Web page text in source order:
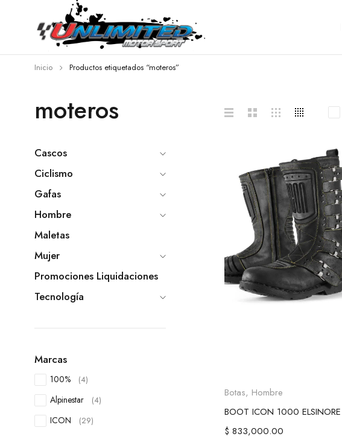
moteros
Inicio Productos etiquetados “moteros”
Cascos
Ciclismo
Gafas
Hombre
Maletas
Mujer
Promociones Liquidaciones
Tecnología
Marcas
100% (4)
Alpinestar (4)
ICON (29)
Seleccionar opciones
Botas, Hombre
BOOT ICON 1000 ELSINORE
$ 833,000.00